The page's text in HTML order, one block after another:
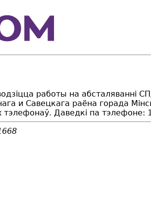
работы на абсталяванні
и Савецкага раёна горада
Даведкі па тэлефоне: